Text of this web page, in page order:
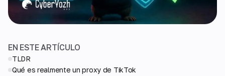
EN ESTE ARTÍCULO
TLDR
Qué es realmente un proxy de TikTok